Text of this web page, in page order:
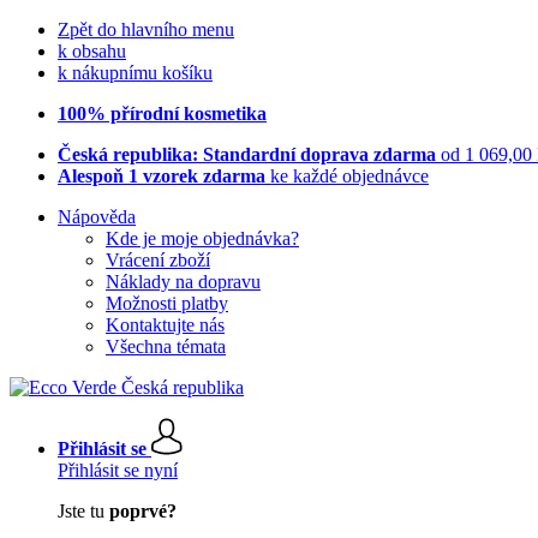
Zpět do hlavního menu
k obsahu
k nákupnímu košíku
100% přírodní kosmetika
Česká republika: Standardní doprava zdarma od 1 069,00
Alespoň 1 vzorek zdarma ke každé objednávce
Nápověda
Kde je moje objednávka?
Vrácení zboží
Náklady na dopravu
Možnosti platby
Kontaktujte nás
Všechna témata
Přihlásit se
Přihlásit se nyní
Jste tu poprvé?